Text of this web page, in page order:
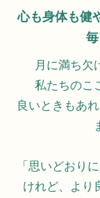
心も身体も健
毎
月に満ち欠
私たちのこ
良いときもあ
「思いどおり
けれど、より